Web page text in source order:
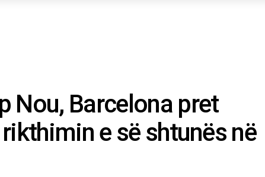
Nou, Barcelona pret
e së shtunës në